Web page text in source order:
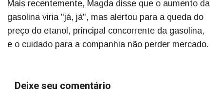
Mais recentemente, Magda disse que o aumento da
gasolina viria "já, já", mas alertou para a queda do
preço do etanol, principal concorrente da gasolina,
e o cuidado para a companhia não perder mercado.
Deixe seu comentário